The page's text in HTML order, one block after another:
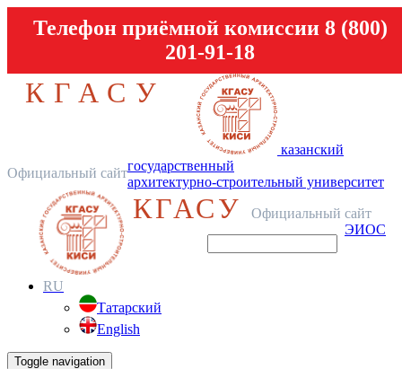
Телефон приёмной комиссии 8 (800)
201-91-18
КГАСУ
Официальный сайт
казанский
государственный
архитектурно-строительный университет
КГАСУ
Официальный сайт
ЭИОС
RU
Татарский
English
Toggle navigation